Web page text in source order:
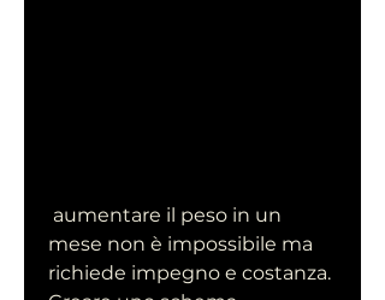
mese non è impossibile ma
richiede impegno e costanza.